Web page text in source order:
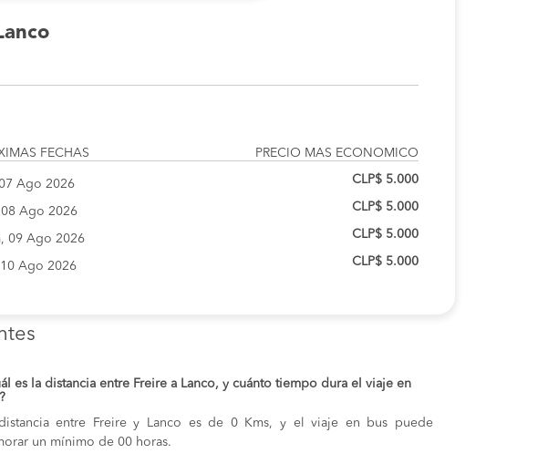
FECHAS PRECIO MAS ECONOMICO
Ago 2026
08 Ago 2026
09 Ago 2026
10 Ago 2026
CLP$ 5.000
CLP$ 5.000
CLP$ 5.000
CLP$ 5.000
es la distancia entre Freire a Lanco, y cuánto tiempo dura el viaje en
entre Freire y Lanco es de 0 Kms, y el viaje en bus puede
un mínimo de 00 horas.